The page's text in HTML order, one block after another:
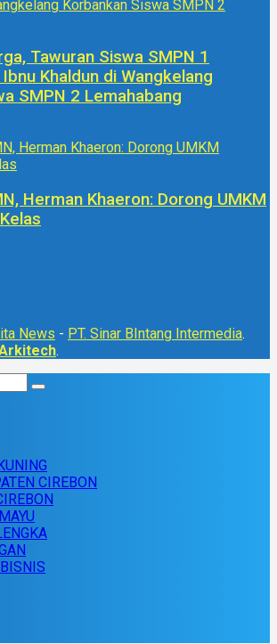
Tawuran Siswa SMPN 1
Khaldun di Wangkelang
SMPN 2 Lemahabang
Herman Khaeron: Dorong UMKM
News - PT. Sinar BIntang Intermedia.
.
CIREBON